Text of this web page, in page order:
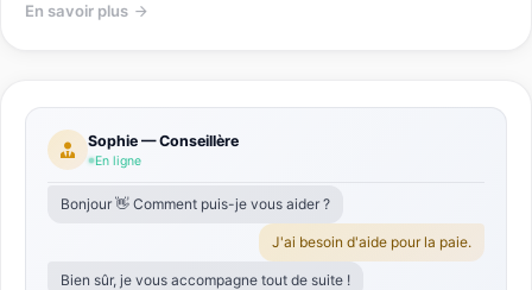
En savoir plus
Sophie — Conseillère
En ligne
Bonjour 👋 Comment puis-je vous aider ?
J'ai besoin d'aide pour la paie.
Bien sûr, je vous accompagne tout de suite !